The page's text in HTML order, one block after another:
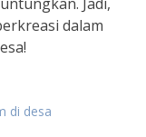
dalam
di desa